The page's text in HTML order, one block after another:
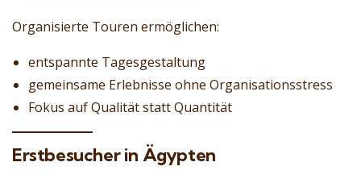
Organisierte Touren ermöglichen:
entspannte Tagesgestaltung
gemeinsame Erlebnisse ohne Organisationsstress
Fokus auf Qualität statt Quantität
Erstbesucher in Ägypten